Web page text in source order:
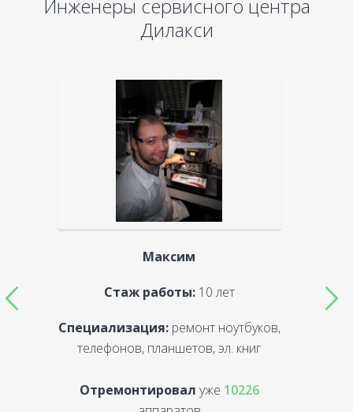
Инженеры сервисного центра
Дилакси
Максим
Стаж работы:10 лет
Специализация:ремонт ноутбуков,
телефонов, планшетов, эл. книг
Отремонтировал уже 10226